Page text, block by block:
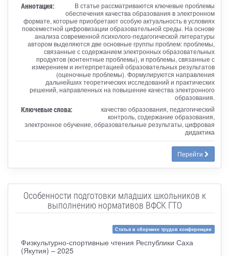
Аннотация:
В статье рассматриваются ключевые проблемы
обеспечения качества образования в электронном
формате, которые приобретают особую актуальность в условиях
повсеместной цифровизации образовательной среды. На основе
анализа современной психолого-педагогической литературы
автором выделяются две основные группы проблем: проблемы,
связанные с содержанием электронных образовательных
продуктов (контентные проблемы), и проблемы, связанные с
измерением и интерпретацией образовательных результатов
(оценочные проблемы). Формулируются направления
дальнейших теоретических исследований и практических
решений, направленных на повышение качества электронного
образования.
Ключевые слова:
качество образования, педагогический
контроль, содержание образования,
электронное обучение, образовательные результаты, цифровая
дидактика
Перейти
Особенности подготовки младших школьников к
выполнению нормативов ВФСК ГТО
Статья в сборнике трудов конференции
Физкультурно-спортивные чтения Республики Саха
(Якутия) – 2025